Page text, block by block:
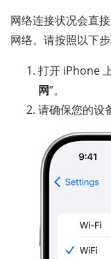
网络连接状况会直
网络。请按照以下
打开 iPhone
网”。
请确保您的设